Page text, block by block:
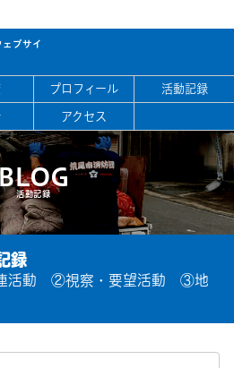
ブサイ
プロフィール
活動記録
アクセス
活動記録
録
連活動 ②視察・要望活動 ③地